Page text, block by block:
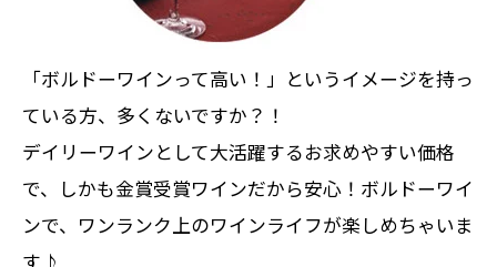
「ボルドーワインって高い！」というイメージを持っ
ている方、多くないですか？！
デイリーワインとして大活躍するお求めやすい価格
で、しかも金賞受賞ワインだから安心！ボルドーワイ
ンで、ワンランク上のワインライフが楽しめちゃいま
す♪